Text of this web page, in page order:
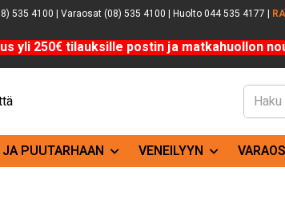
535 4100 | Varaosat (08) 535 4100 | Huolto 044 535 4177 |
yli 250€ tilauksille postin ja matkahuollon
PUUTARHAAN VENEILYYN